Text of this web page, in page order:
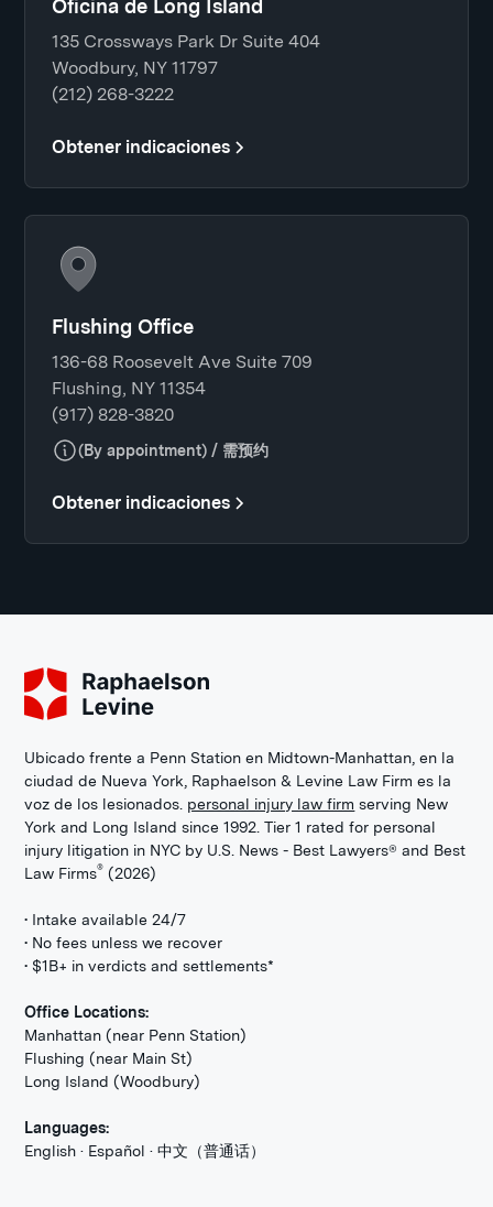
Oficina de Long Island
135 Crossways Park Dr Suite 404
Woodbury, NY 11797
(212) 268-3222
Obtener indicaciones
Flushing Office
136-68 Roosevelt Ave Suite 709
Flushing, NY 11354
(917) 828-3820
(By appointment) / 需预约
Obtener indicaciones
Ubicado frente a Penn Station en Midtown-Manhattan, en la
ciudad de Nueva York, Raphaelson & Levine Law Firm es la
voz de los lesionados. personal injury law firm serving New
York and Long Island since 1992. Tier 1 rated for personal
injury litigation in NYC by U.S. News - Best Lawyers® and Best
Law Firms® (2026)
• Intake available 24/7
• No fees unless we recover
• $1B+ in verdicts and settlements*
Office Locations:
Manhattan (near Penn Station)
Flushing (near Main St)
Long Island (Woodbury)
Languages:
English · Español · 中文（普通话）